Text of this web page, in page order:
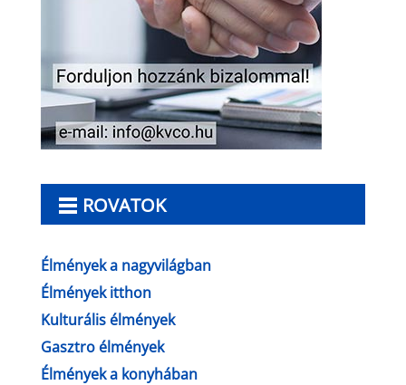
ROVATOK
Élmények a nagyvilágban
Élmények itthon
Kulturális élmények
Gasztro élmények
Élmények a konyhában